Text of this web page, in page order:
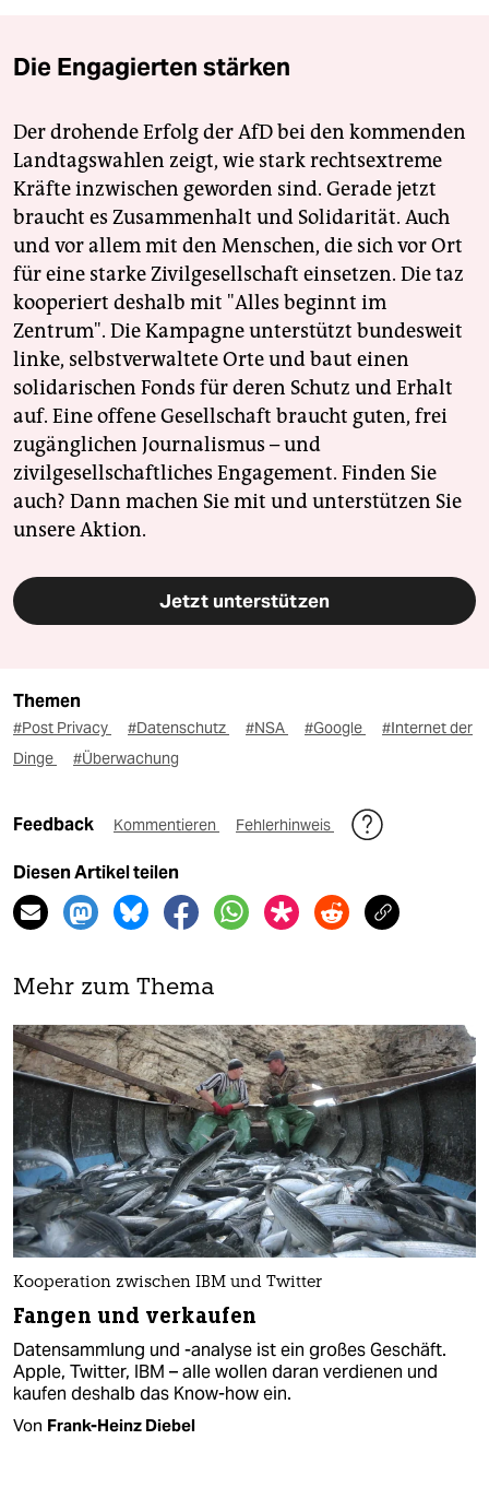
Die Engagierten stärken
Der drohende Erfolg der AfD bei den kommenden
Landtagswahlen zeigt, wie stark rechtsextreme
Kräfte inzwischen geworden sind. Gerade jetzt
braucht es Zusammenhalt und Solidarität. Auch
und vor allem mit den Menschen, die sich vor Ort
für eine starke Zivilgesellschaft einsetzen. Die taz
kooperiert deshalb mit "Alles beginnt im
Zentrum". Die Kampagne unterstützt bundesweit
linke, selbstverwaltete Orte und baut einen
solidarischen Fonds für deren Schutz und Erhalt
auf. Eine offene Gesellschaft braucht guten, frei
zugänglichen Journalismus – und
zivilgesellschaftliches Engagement. Finden Sie
auch? Dann machen Sie mit und unterstützen Sie
unsere Aktion.
Jetzt unterstützen
Themen
#Post Privacy #Datenschutz #NSA #Google
#Internet der
Dinge
#Überwachung
Feedback Kommentieren Fehlerhinweis
Diesen Artikel teilen
Mehr zum Thema
Kooperation zwischen IBM und Twitter
Fangen und verkaufen
Datensammlung und -analyse ist ein großes Geschäft.
Apple, Twitter, IBM – alle wollen daran verdienen und
kaufen deshalb das Know-how ein.
Von Frank-Heinz Diebel